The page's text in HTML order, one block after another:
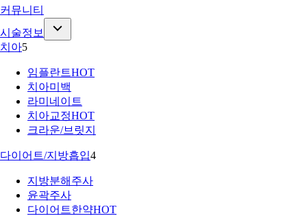
커뮤니티
시술정보
치아5
임플란트HOT
치아미백
라미네이트
치아교정HOT
크라운/브릿지
다이어트/지방흡입4
지방분해주사
윤곽주사
다이어트한약HOT